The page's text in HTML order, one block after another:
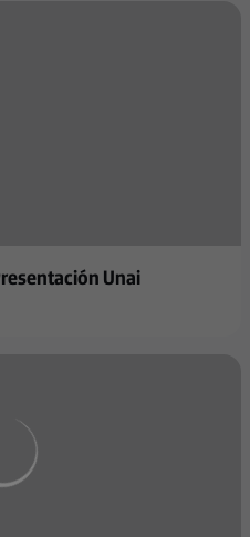
Unai